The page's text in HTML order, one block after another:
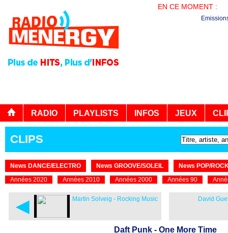
EN CE MOMENT :
RADIO PLAYLISTS INFOS JEUX
CLIPS
News DANCE/ELECTRO News GROOVE/SOLEIL
News POP/
Années 2020
Années 2010 Années 2000 Années 90
◄ Martin Solveig - Rocking Music David
Daft Punk - One More Time